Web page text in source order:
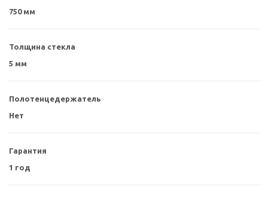
750 мм
Толщина стекла
5 мм
Полотенцедержатель
Нет
Гарантия
1 год